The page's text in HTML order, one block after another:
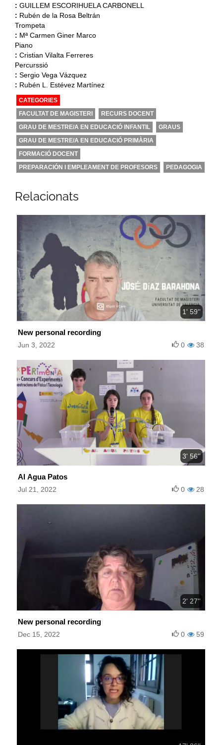
: GUILLEM ESCORIHUELA CARBONELL
: Rubén de la Rosa Beltrán
Trompeta
: Mª Carmen Giner Marco
Piano
: Cristian Vilalta Ferreres
Percurssió
: Sergio Vega Vázquez
: Rubén L. Estévez Martínez
CATEGORIES
FACULTAT DE MAGISTERI
RECURS DOCENT
GRAU DE MESTRE/A EN EDUCACIÓ INFANTIL
GRAUS
GRAU DE MESTRE/A EN EDUCACIÓ PRIMÀRIA
FORMACIÓ DOCENT
PREPARACIÓN I EMPLEAMENT DE PROFESORS
PEDAGOGIA
Relacionats
1' 59''
New personal recording
Jun 3, 2022 38
0
3' 56''
Al Agua Patos
Jul 21, 2022 28
0
2' 27''
New personal recording
Dec 15, 2022 59
0